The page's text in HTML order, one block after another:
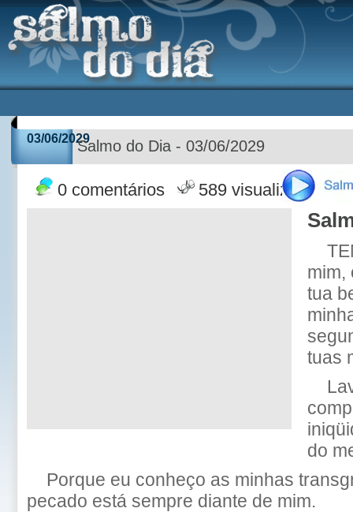
03/06/2029Salmo do Dia - 03/06/2029
0 comentários 589 visualizações
mim,
tua
tuas
do
Porque eu conheço as minhas
pecado está sempre diante de mim.